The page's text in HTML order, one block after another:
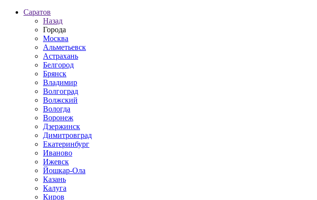
Саратов
Назад
Города
Москва
Альметьевск
Астрахань
Белгород
Брянск
Владимир
Волгоград
Волжский
Вологда
Воронеж
Дзержинск
Димитровград
Екатеринбург
Иваново
Ижевск
Йошкар-Ола
Казань
Калуга
Киров